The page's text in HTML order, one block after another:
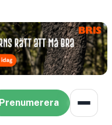
Prenumerera